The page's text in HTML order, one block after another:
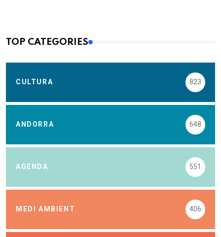
TOP CATEGORIES
CULTURA 823
ANDORRA 648
AGENDA 551
MEDI AMBIENT 406